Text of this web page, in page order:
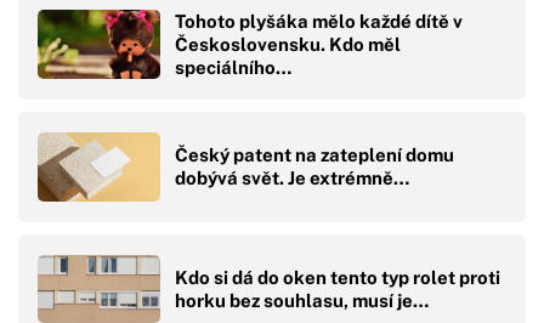
Tohoto plyšáka mělo každé dítě v
Československu. Kdo měl
speciálního…
Český patent na zateplení domu
dobývá svět. Je extrémně…
Kdo si dá do oken tento typ rolet proti
horku bez souhlasu, musí je…